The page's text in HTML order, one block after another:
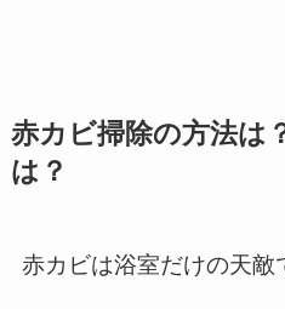
赤カビ掃除の方法は
は？
赤カビは浴室だけの天敵